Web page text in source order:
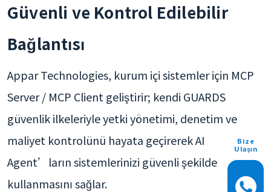
Güvenli ve Kontrol Edilebilir
Bağlantısı
Appar Technologies, kurum içi sistemler için MCP
Server / MCP Client geliştirir; kendi GUARDS
güvenlik ilkeleriyle yetki yönetimi, denetim ve
maliyet kontrolünü hayata geçirerek AI
Agent’ların sistemlerinizi güvenli şekilde
kullanmasını sağlar.
Bize
Ulaşın